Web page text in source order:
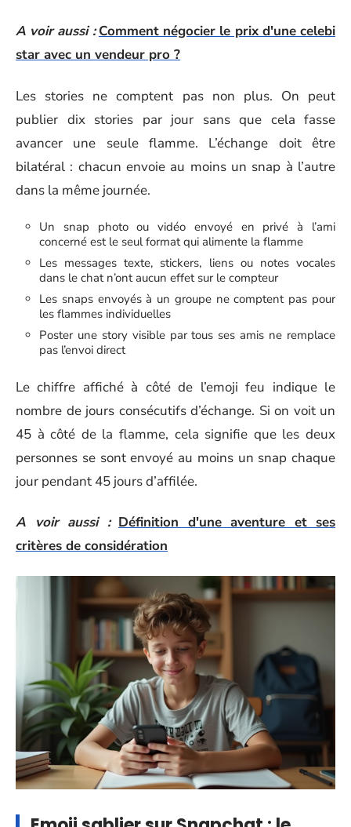
A voir aussi : Comment négocier le prix d'une celebi
star avec un vendeur pro ?
Les stories ne comptent pas non plus. On peut
publier dix stories par jour sans que cela fasse
avancer une seule flamme. L’échange doit être
bilatéral : chacun envoie au moins un snap à l’autre
dans la même journée.
Un snap photo ou vidéo envoyé en privé à l’ami
concerné est le seul format qui alimente la flamme
Les messages texte, stickers, liens ou notes vocales
dans le chat n’ont aucun effet sur le compteur
Les snaps envoyés à un groupe ne comptent pas pour
les flammes individuelles
Poster une story visible par tous ses amis ne remplace
pas l’envoi direct
Le chiffre affiché à côté de l’emoji feu indique le
nombre de jours consécutifs d’échange. Si on voit un
45 à côté de la flamme, cela signifie que les deux
personnes se sont envoyé au moins un snap chaque
jour pendant 45 jours d’affilée.
A voir aussi : Définition d'une aventure et ses
critères de considération